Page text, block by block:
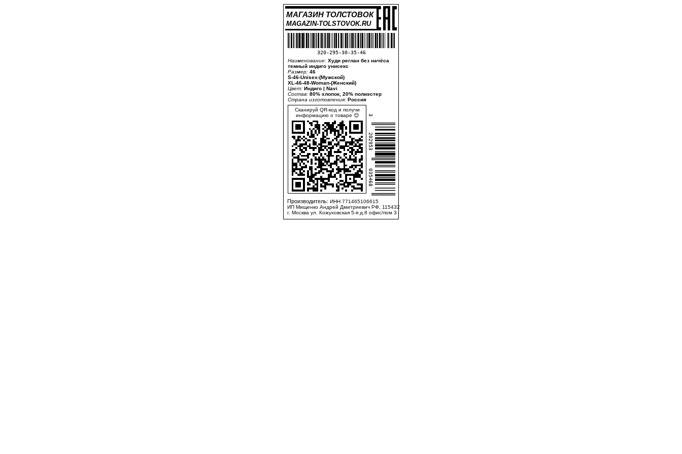
МАГАЗИН ТОЛСТОВОК
MAGAZIN-TOLSTOVOK.RU
320-295-30-35-46
Наименование: Худи реглан без начёса
темный индиго унисекс
Размер: 46
S-46-Unisex-(Мужской)
XL-46-48-Woman-(Женский)
Цвет: Индиго | Navi
Состав: 80% хлопок, 20% полиэстер
Страна изготовления: Россия
Сканируй QR-код и получи
информацию о товаре 😊
3
202953
035468
Производитель: ИНН 771465106615
ИП Мищенко Андрей Дмитриевич РФ, 115432
г. Москва ул. Кожуховская 5-я д.8 офис/пом 3